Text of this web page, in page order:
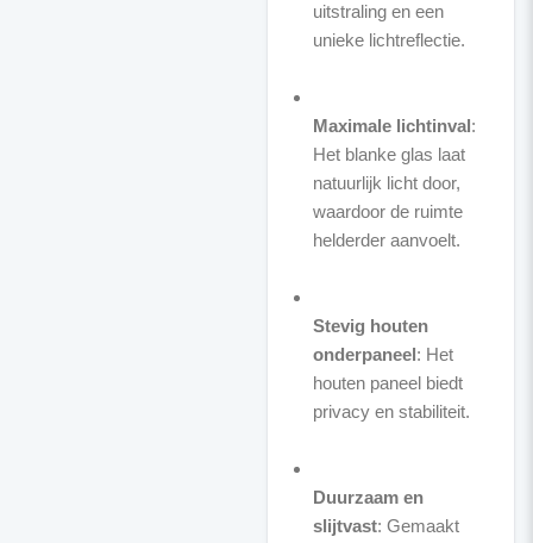
uitstraling en een
unieke lichtreflectie.
Maximale lichtinval:
Het blanke glas laat
natuurlijk licht door,
waardoor de ruimte
helderder aanvoelt.
Stevig houten
onderpaneel: Het
houten paneel biedt
privacy en stabiliteit.
Duurzaam en
slijtvast: Gemaakt